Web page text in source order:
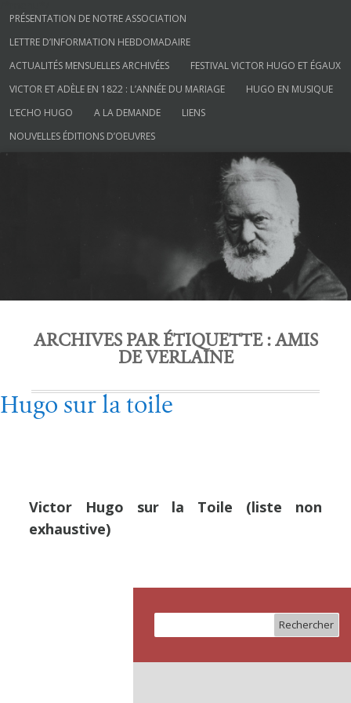
Aller au contenu
PRÉSENTATION DE NOTRE ASSOCIATION
LETTRE D’INFORMATION HEBDOMADAIRE
ACTUALITÉS MENSUELLES ARCHIVÉES
FESTIVAL VICTOR HUGO ET ÉGAUX
VICTOR ET ADÈLE EN 1822 : L’ANNÉE DU MARIAGE
HUGO EN MUSIQUE
L’ECHO HUGO
A LA DEMANDE
LIENS
NOUVELLES ÉDITIONS D’OEUVRES
Société des Amis de Victor Hugo
ARCHIVES PAR ÉTIQUETTE :AMIS
DE VERLAINE
Hugo sur la toile
Victor Hugo sur la Toile (liste non
exhaustive)